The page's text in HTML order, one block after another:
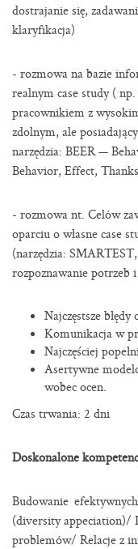
dostrajanie się,
klaryfikacja)
- rozmowa na bazie
realnym case study (
pracownikiem z
zdolnym, ale
narzędzia: BEER —
Behavior, Effect,
- rozmowa nt. Celów
oparciu o własne case
(narzędzia:
rozpoznawanie
Najczęstsze
Komunikacja w
Najczęściej
Asertywne
wobec ocen.
Czas trwania: 2 dni
Doskonalone
Budowanie
(diversity appeciation)/
problemów/ Relacje z